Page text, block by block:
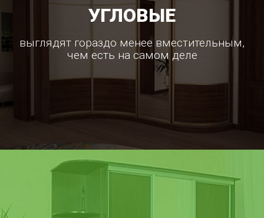
УГЛОВЫЕ
выглядят гораздо менее вместительным,
чем есть на самом деле